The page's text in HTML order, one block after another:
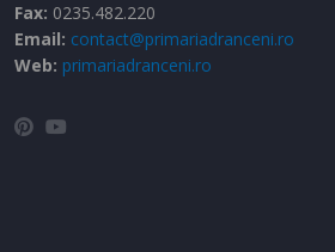
Fax: 0235.482.220
Email: contact@primariadranceni.ro
Web: primariadranceni.ro